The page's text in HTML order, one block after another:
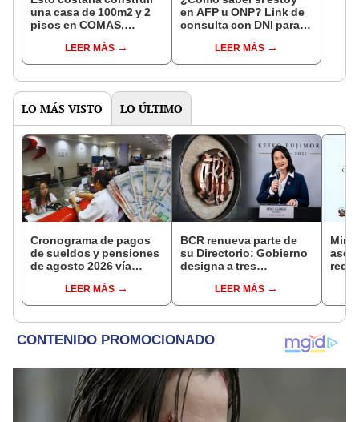
una casa de 100m2 y 2
pisos en COMAS,
distritos de LIMA
NORTE
LEER MÁS
en AFP u ONP? Link de
consulta con DNI para
pensiones estás
LEER MÁS
LO MÁS VISTO LO ÚLTIMO
Cronograma de pagos
de sueldos y pensiones
de agosto 2026 vía
conoce las fechas de
depósito
LEER MÁS
BCR renueva parte de
su Directorio: Gobierno
designa a tres
EjecutivoLEER MÁS